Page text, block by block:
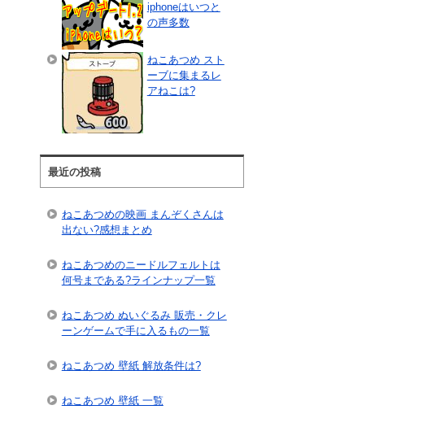
iphoneはいつと
の声多数
ねこあつめ スト
ーブに集まるレ
アねこは?
最近の投稿
ねこあつめの映画 まんぞくさんは
出ない?感想まとめ
ねこあつめのニードルフェルトは
何号まである?ラインナップ一覧
ねこあつめ ぬいぐるみ 販売・クレ
ーンゲームで手に入るもの一覧
ねこあつめ 壁紙 解放条件は?
ねこあつめ 壁紙 一覧